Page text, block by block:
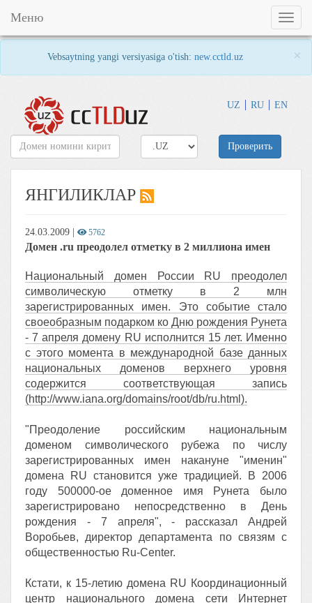
Vebsaytning yangi versiyasiga o'tish: new.cctld.uz ×
UZ RU EN
Toggle
Меню
Проверить
ЯНГИЛИКЛАР
24.03.2009 5762
Домен .ru преодолел отметку в 2 миллиона имен
Национальный домен России RU преодолел
символическую отметку в 2 млн
зарегистрированных имен. Это событие стало
своеобразным подарком ко Дню рождения Рунета
- 7 апреля домену RU исполнится 15 лет. Именно
с этого момента в международной базе данных
национальных доменов верхнего уровня
содержится соответствующая запись
(http://www.iana.org/domains/root/db/ru.html).
"Преодоление российским национальным
доменом символического рубежа по числу
зарегистрированных имен накануне "именин"
домена RU становится уже традицией. В 2006
году 500000-ое доменное имя Рунета было
зарегистрировано непосредственно в День
рождения - 7 апреля", - рассказал Андрей
Воробьев, директор департамента по связям с
общественностью Ru-Center.
Кстати, к 15-летию домена RU Координационный
центр национального домена сети Интернет